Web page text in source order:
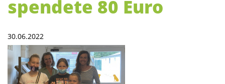
spendete 80 Euro
30.06.2022